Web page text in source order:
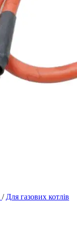
/ Для газових котлів